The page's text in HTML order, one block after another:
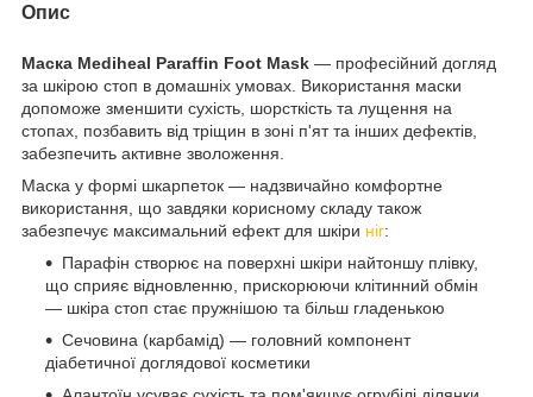
Опис
Маска Mediheal Paraffin Foot Mask — професійний догляд
за шкірою стоп в домашніх умовах. Використання маски
допоможе зменшити сухість, шорсткість та лущення на
стопах, позбавить від тріщин в зоні п'ят та інших дефектів,
забезпечить активне зволоження.
Маска у формі шкарпеток — надзвичайно комфортне
використання, що завдяки корисному складу також
забезпечує максимальний ефект для шкіри ніг:
Парафін створює на поверхні шкіри найтоншу плівку,
що сприяє відновленню, прискорюючи клітинний обмін
— шкіра стоп стає пружнішою та більш гладенькою
Сечовина (карбамід) — головний компонент
діабетичної доглядової косметики